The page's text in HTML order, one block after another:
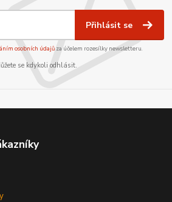
Přihlásit se
osobních údajůza účelem rozesílky newsletteru.
se kdykoli odhlásit.